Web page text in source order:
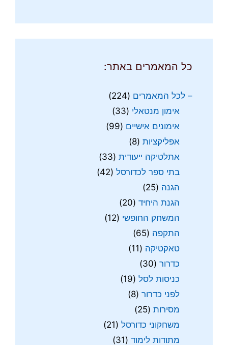
כל המאמרים באתר:
– לכל המאמרים (224)
אימון מנטאלי (33)
אימונים אישיים (99)
אפליקציות (8)
אתלטיקה ייעודית (33)
בתי ספר לכדורסל (42)
הגנה (25)
הגנת היחיד (20)
המשחק החופשי (12)
התקפה (65)
טאקטיקה (11)
כדרור (30)
כניסות לסל (19)
לפני כדרור (8)
מסירות (25)
משחקוני כדורסל (21)
מתודות לימוד (31)